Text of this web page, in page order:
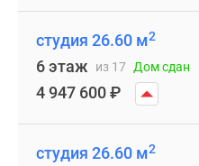
студия 26.60 м2
6 этаж из 17 Дом сдан
4 947 600₽
студия 26.60 м2